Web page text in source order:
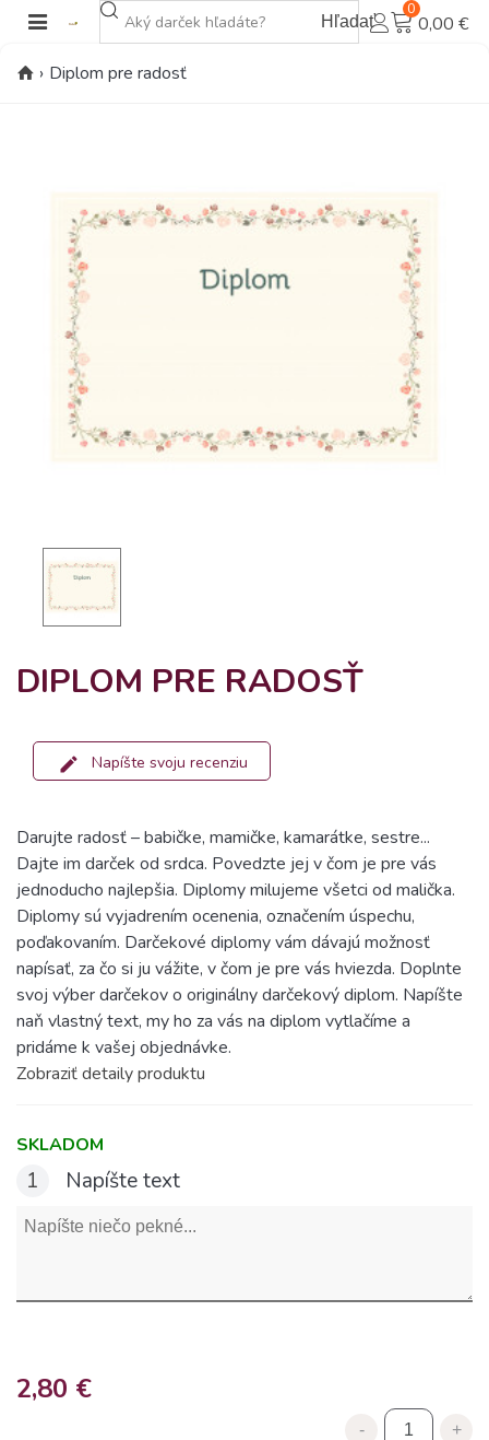
Hľadať
0
0,00 €
› Diplom pre radosť
DIPLOM PRE RADOSŤ
Napíšte svoju recenziu
Darujte radosť – babičke, mamičke, kamarátke, sestre...
Dajte im darček od srdca. Povedzte jej v čom je pre vás
jednoducho najlepšia. Diplomy milujeme všetci od malička.
Diplomy sú vyjadrením ocenenia, označením úspechu,
poďakovaním. Darčekové diplomy vám dávajú možnosť
napísať, za čo si ju vážite, v čom je pre vás hviezda. Doplnte
svoj výber darčekov o originálny darčekový diplom. Napíšte
naň vlastný text, my ho za vás na diplom vytlačíme a
pridáme k vašej objednávke.
Zobraziť detaily produktu
SKLADOM
2,80 €
- +
1 Napíšte text